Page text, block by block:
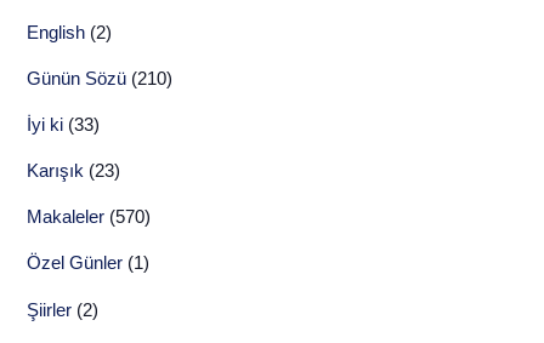
English (2)
Günün Sözü (210)
İyi ki (33)
Karışık (23)
Makaleler (570)
Özel Günler (1)
Şiirler (2)